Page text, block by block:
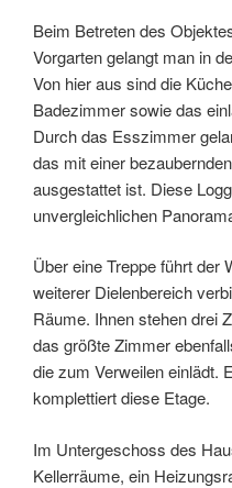
Beim Betreten des
Vorgarten gelangt man in
Von hier aus sind die
Badezimmer sowie das
Durch das Esszimmer
das mit einer
ausgestattet ist. Diese
unvergleichlichen
Über eine Treppe führt der
weiterer Dielenbereich
Räume. Ihnen stehen drei
das größte Zimmer
die zum Verweilen einlädt.
komplettiert diese Etage.
Im Untergeschoss des
Kellerräume, ein